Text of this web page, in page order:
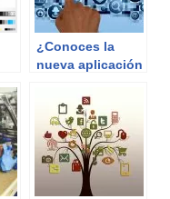
¿Conoces la
nueva aplicación